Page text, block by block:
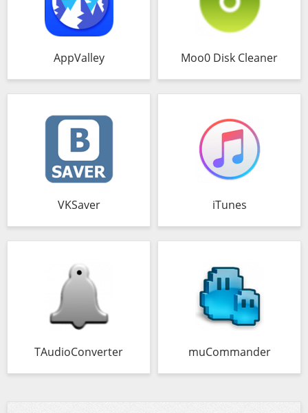
AppValley Moo0 Disk Cleaner
VKSaver iTunes
TAudioConverter muCommander